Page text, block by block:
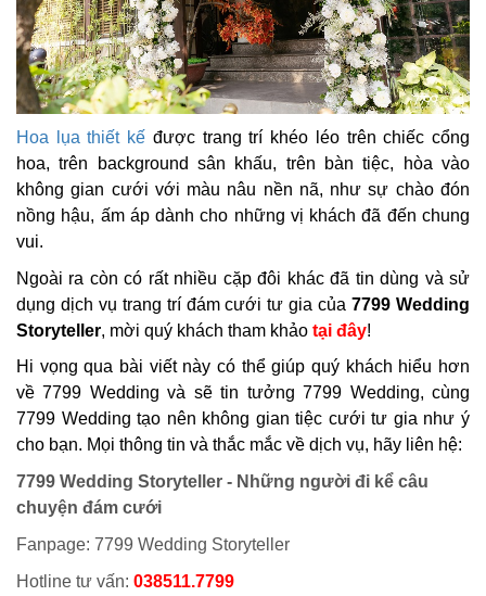
Hoa lụa thiết kế được trang trí khéo léo trên chiếc cổng
hoa, trên background sân khấu, trên bàn tiệc, hòa vào
không gian cưới với màu nâu nền nã, như sự chào đón
nồng hậu, ấm áp dành cho những vị khách đã đến chung
vui.
Ngoài ra còn có rất nhiều cặp đôi khác đã tin dùng và sử
dụng dịch vụ trang trí đám cưới tư gia của7799 Wedding
Storyteller, mời quý khách tham khảo tại đây!
Hi vọng qua bài viết này có thể giúp quý khách hiểu hơn
về 7799 Wedding và sẽ tin tưởng 7799 Wedding, cùng
7799 Wedding tạo nên không gian tiệc cưới tư gia như ý
cho bạn. Mọi thông tin và thắc mắc về dịch vụ, hãy liên hệ:
7799 Wedding Storyteller - Những người đi kể câu
chuyện đám cưới
Fanpage: 7799 Wedding Storyteller
Hotline tư vấn: 038511.7799